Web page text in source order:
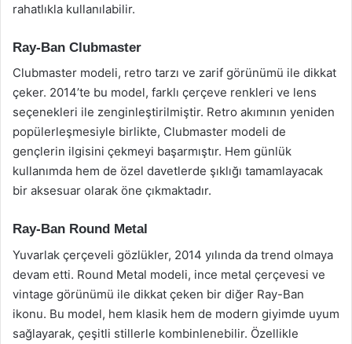
rahatlıkla kullanılabilir.
Ray-Ban Clubmaster
Clubmaster modeli, retro tarzı ve zarif görünümü ile dikkat
çeker. 2014’te bu model, farklı çerçeve renkleri ve lens
seçenekleri ile zenginleştirilmiştir. Retro akımının yeniden
popülerleşmesiyle birlikte, Clubmaster modeli de
gençlerin ilgisini çekmeyi başarmıştır. Hem günlük
kullanımda hem de özel davetlerde şıklığı tamamlayacak
bir aksesuar olarak öne çıkmaktadır.
Ray-Ban Round Metal
Yuvarlak çerçeveli gözlükler, 2014 yılında da trend olmaya
devam etti. Round Metal modeli, ince metal çerçevesi ve
vintage görünümü ile dikkat çeken bir diğer Ray-Ban
ikonu. Bu model, hem klasik hem de modern giyimde uyum
sağlayarak, çeşitli stillerle kombinlenebilir. Özellikle